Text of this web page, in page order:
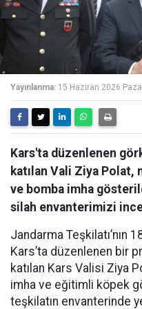
Yayınlanma: 15 Haziran 2026
Kars'ta düzenlenen
katılan Vali Ziya Polat,
ve bomba imha
silah envanterimizi
Jandarma Teşkilatı’nın
Kars’ta düzenlenen bir
katılan Kars Valisi Ziya
imha ve eğitimli köpek
teşkilatın envanterinde